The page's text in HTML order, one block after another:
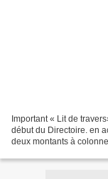
Important « Lit de
début du Directoire. en
deux montants à